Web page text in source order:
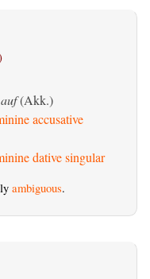
(Akk.)
accusative
dative singular
ambiguous.